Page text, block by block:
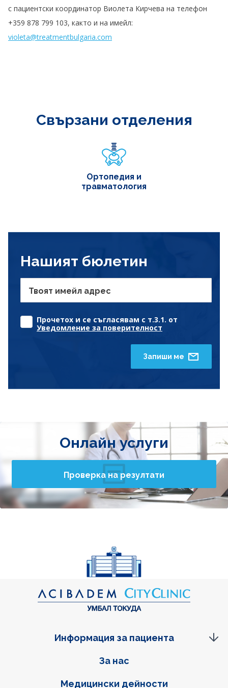
с пациентски координатор Виолета Кирчева на телефон
+359 878 799 103, както и на имейл:
violeta@treatmentbulgaria.com
Свързани отделения
Ортопедия и
травматология
Нашият бюлетин
Твоят имейл адрес
Прочетох и се съгласявам с т.3.1. от
Уведомление за поверителност
Запиши ме
Онлайн услуги
Проверка на резултати
Фуутер навигация
За нас
Медицински дейности
Информация за пациента